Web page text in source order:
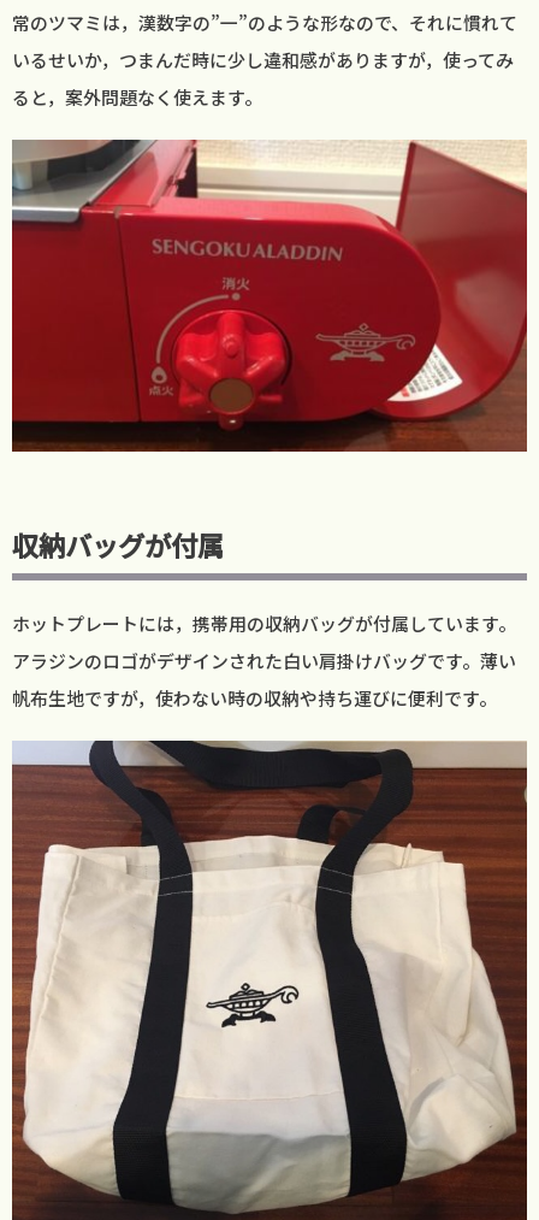
常のツマミは，漢数字の”一”のような形なので、それに慣れて
いるせいか，つまんだ時に少し違和感がありますが，使ってみ
ると，案外問題なく使えます。
収納バッグが付属
ホットプレートには，携帯用の収納バッグが付属しています。
アラジンのロゴがデザインされた白い肩掛けバッグです。薄い
帆布生地ですが，使わない時の収納や持ち運びに便利です。